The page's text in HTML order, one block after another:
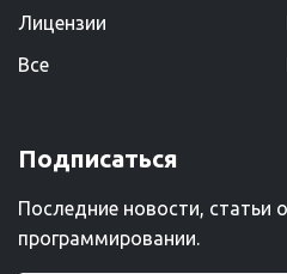
Лицензии
Все
Подписаться
Последние новости, статьи
программировании.